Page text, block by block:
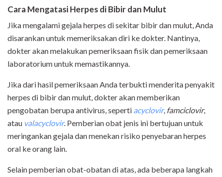
Cara Mengatasi Herpes di Bibir dan Mulut
Jika mengalami gejala herpes di sekitar bibir dan mulut, Anda
disarankan untuk memeriksakan diri ke dokter. Nantinya,
dokter akan melakukan pemeriksaan fisik dan pemeriksaan
laboratorium untuk memastikannya.
Jika dari hasil pemeriksaan Anda terbukti menderita penyakit
herpes di bibir dan mulut, dokter akan memberikan
pengobatan berupa antivirus, seperti acyclovir, famciclovir,
atau valacyclovir. Pemberian obat jenis ini bertujuan untuk
meringankan gejala dan menekan risiko penyebaran herpes
oral ke orang lain.
Selain pemberian obat-obatan di atas, ada beberapa langkah